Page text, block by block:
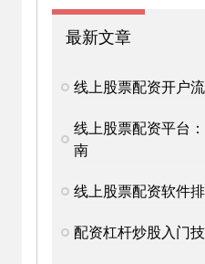
最新文章
线上股票配资开户
线上股票配资平台
南
线上股票配资软件
配资杠杆炒股入门